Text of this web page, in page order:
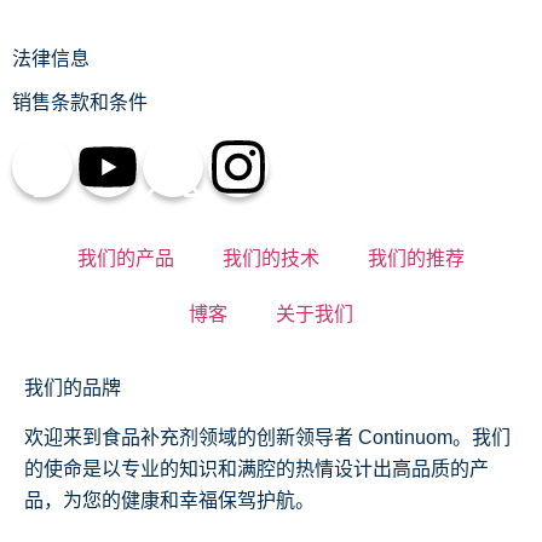
法律信息
销售条款和条件
我们的产品 我们的技术 我们的推荐
博客 关于我们
我们的品牌
欢迎来到食品补充剂领域的创新领导者 Continuom。我们
的使命是以专业的知识和满腔的热情设计出高品质的产
品，为您的健康和幸福保驾护航。